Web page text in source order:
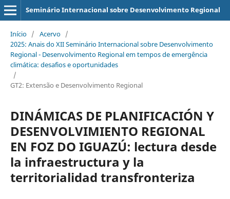
Seminário Internacional sobre Desenvolvimento Regional
Início / Acervo /
2025: Anais do XII Seminário Internacional sobre Desenvolvimento
Regional - Desenvolvimento Regional em tempos de emergência
climática: desafios e oportunidades
/
GT2: Extensão e Desenvolvimento Regional
DINÁMICAS DE PLANIFICACIÓN Y
DESENVOLVIMIENTO REGIONAL
EN FOZ DO IGUAZÚ: lectura desde
la infraestructura y la
territorialidad transfronteriza